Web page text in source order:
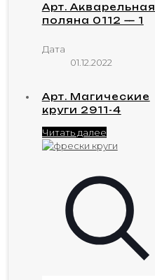
Арт. Акварельная
поляна 0112 — 1
Дата
01.12.2022
Арт. Магические
круги 2911-4
Читать далее